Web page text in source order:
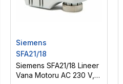
Siemens
SFA21/18
Siemens SFA21/18 Lineer
Vana Motoru AC 230 V,